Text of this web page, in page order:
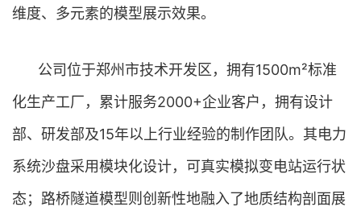
维度、多元素的模型展示效果。
公司位于郑州市技术开发区，拥有1500m²标准
化生产工厂，累计服务2000+企业客户，拥有设计
部、研发部及15年以上行业经验的制作团队。其电力
系统沙盘采用模块化设计，可真实模拟变电站运行状
态；路桥隧道模型则创新性地融入了地质结构剖面展